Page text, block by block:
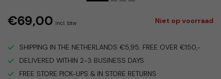
€69,00 Incl. btw Niet op voorraad
SHIPPING IN THE NETHERLANDS €5,95. FREE OVER €150,-
DELIVERED WITHIN 2-3 BUSINESS DAYS
FREE STORE PICK-UPS & IN STORE RETURNS